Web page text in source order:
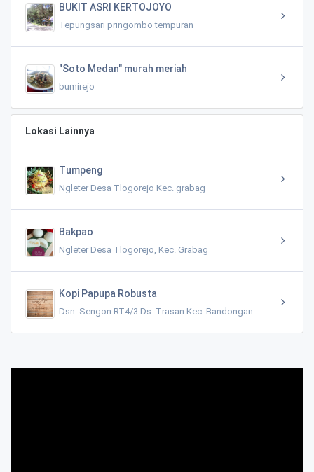
BUKIT ASRI KERTOJOYO
Tepungsari pringombo tempuran
"Soto Medan" murah meriah
bumirejo
Lokasi Lainnya
Tumpeng
Ngleter Desa Tlogorejo Kec. grabag
Bakpao
Ngleter Desa Tlogorejo, Kec. Grabag
Kopi Papupa Robusta
Dsn. Sengon RT4/3 Ds. Trasan Kec. Bandongan